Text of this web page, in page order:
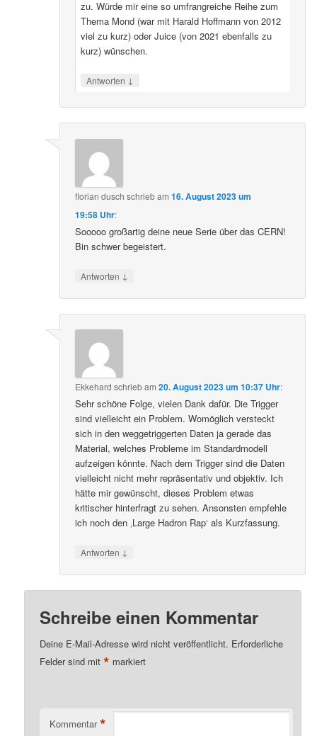
zu. Würde mir eine so umfrangreiche Reihe zum
Thema Mond (war mit Harald Hoffmann von 2012
viel zu kurz) oder Juice (von 2021 ebenfalls zu
kurz) wünschen.
Antworten ↓
florian dusch schriebam16. August 2023 um
19:58 Uhr:
Sooooo großartig deine neue Serie über das CERN!
Bin schwer begeistert.
Antworten ↓
Ekkehard schriebam20. August 2023 um 10:37 Uhr:
Sehr schöne Folge, vielen Dank dafür. Die Trigger
sind vielleicht ein Problem. Womöglich versteckt
sich in den weggetriggerten Daten ja gerade das
Material, welches Probleme im Standardmodell
aufzeigen könnte. Nach dem Trigger sind die Daten
vielleicht nicht mehr repräsentativ und objektiv. Ich
hätte mir gewünscht, dieses Problem etwas
kritischer hinterfragt zu sehen. Ansonsten empfehle
ich noch den ‚Large Hadron Rap‘ als Kurzfassung.
Antworten ↓
Schreibe einen Kommentar
Deine E-Mail-Adresse wird nicht veröffentlicht. Erforderliche
Felder sind mit* markiert
Kommentar *